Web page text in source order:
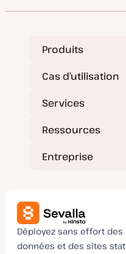
Produits
Cas d’utilisation
Services
Ressources
Entreprise
Déployez sans effort
données et des sites